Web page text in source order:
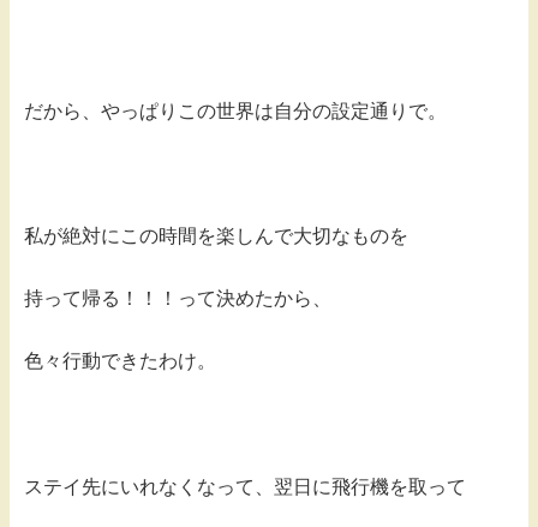
だから、やっぱりこの世界は自分の設定通りで。
私が絶対にこの時間を楽しんで大切なものを
持って帰る！！！って決めたから、
色々行動できたわけ。
ステイ先にいれなくなって、翌日に飛行機を取って